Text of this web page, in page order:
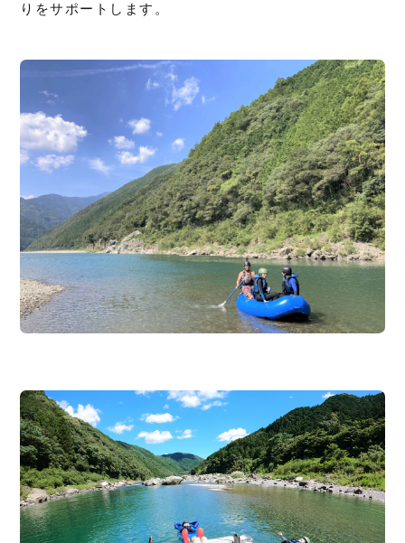
りをサポートします。